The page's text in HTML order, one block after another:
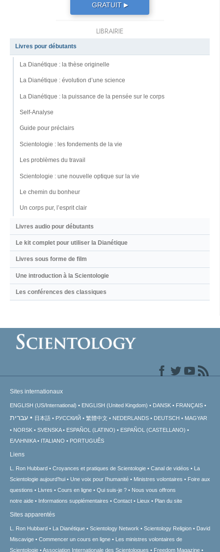
GRATUIT ▶
LIBRAIRIE
Livres pour débutants
La Dianétique : la thèse originelle
La Dianétique : évolution d’une science
La Dianétique : la puissance de la pensée sur le corps
Self-Analyse
Guide pour préclairs
Scientologie : les fondements de la vie
Les problèmes du travail
Scientologie : une nouvelle optique sur la vie
Le chemin du bonheur
Un corps pur, l’esprit clair
Livres audio pour débutants
Le kit complet pour utiliser la Dianétique
Livres sous forme de film
Une introduction à la Scientologie
Les conférences des classiques
Sites internationaux
ENGLISH (US/International) ENGLISH (United Kingdom) DANSK FRANÇAIS
עברית 日本語 РУССКИЙ 繁體中文 NEDERLANDS DEUTSCH
MAGYAR
NORSK
SVENSKA ESPAÑOL (LATINO)
ESPAÑOL (CASTELLANO)
ΕΛΛΗΝΙΚA
ITALIANO PORTUGUÊS
Liens
L. Ron Hubbard Croyances et pratiques de Scientologie Canal de vidéos
La
Scientologie aujourd’hui
Une voix pour l’humanité Ministres volontaires
Foire aux
questions
Livres Cours en ligne Qui suis-je ?
Nous vous offrons
notre aide
Informations supplémentaires Contact Lieux Plan du site
Sites apparentés
L. Ron Hubbard La Dianétique Scientology Network Scientology Religion
David
Miscavige
Commencer un cours en ligne
Les ministres volontaires de
Scientologie
Association Internationale des Scientologues Freedom Magazine